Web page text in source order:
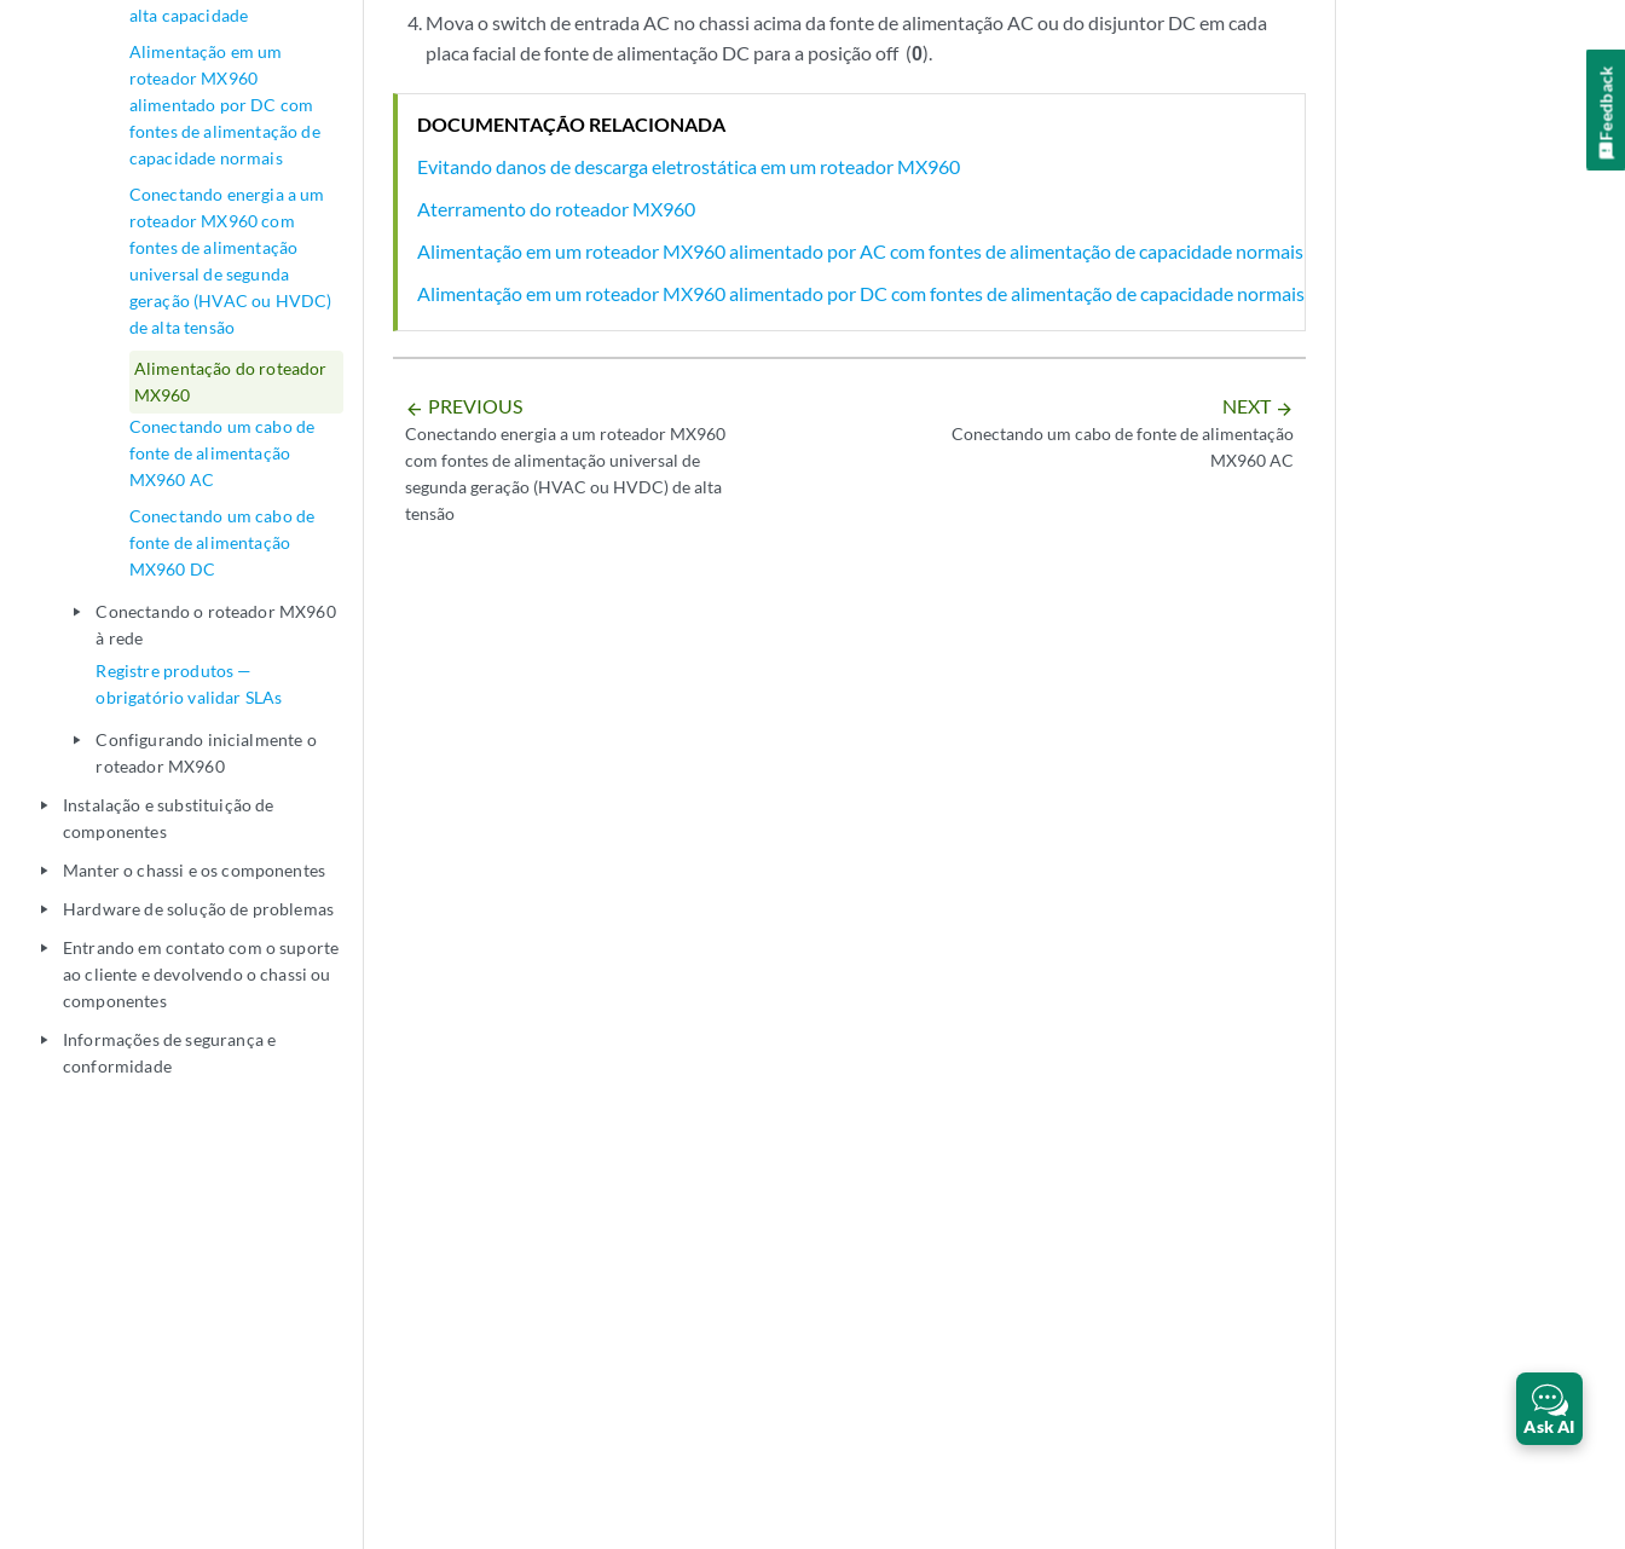
alta capacidade
Alimentação em um
roteador MX960
alimentado por DC com
fontes de alimentação de
capacidade normais
Conectando energia a um
roteador MX960 com
fontes de alimentação
universal de segunda
geração (HVAC ou HVDC)
de alta tensão
Alimentação do roteador
MX960
Conectando um cabo de
fonte de alimentação
MX960 AC
Conectando um cabo de
fonte de alimentação
MX960 DC
play_arrow
Conectando o roteador MX960
à rede
Registre produtos —
obrigatório validar SLAs
play_arrow
Configurando inicialmente o
roteador MX960
play_arrow
Instalação e substituição de
componentes
play_arrow Manter o chassi e os componentes
play_arrow Hardware de solução de problemas
play_arrow
Entrando em contato com o suporte
ao cliente e devolvendo o chassi ou
componentes
play_arrow
Informações de segurança e
conformidade
Mova o switch de entrada AC no chassi acima da fonte de alimentação AC ou do disjuntor DC em cada
placa facial de fonte de alimentação DC para a posição off (0).
DOCUMENTAÇÃO RELACIONADA
Evitando danos de descarga eletrostática em um roteador MX960
Aterramento do roteador MX960
Alimentação em um roteador MX960 alimentado por AC com fontes de alimentação de capacidade normais
Alimentação em um roteador MX960 alimentado por DC com fontes de alimentação de capacidade normais
arrow_backward PREVIOUS
Conectando energia a um roteador MX960
com fontes de alimentação universal de
segunda geração (HVAC ou HVDC) de alta
tensão
NEXT arrow_forward
Conectando um cabo de fonte de alimentação
MX960 AC
Ask AI
Feedback